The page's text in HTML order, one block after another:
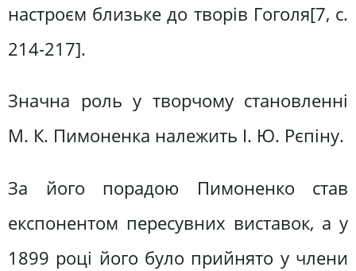
настроєм близьке до творів Гоголя[7, c.
214-217].
Значна роль у творчому становленні
М. К. Пимоненка належить І. Ю. Рєпіну.
За його порадою Пимоненко став
експонентом пересувних виставок, а у
1899 році його було прийнято у члени